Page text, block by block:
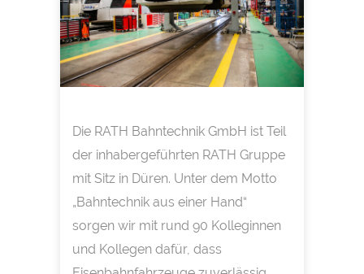
Die RATH Bahntechnik GmbH ist Teil
der inhabergeführten RATH Gruppe
mit Sitz in Düren. Unter dem Motto
„Bahntechnik aus einer Hand“
sorgen wir mit rund 90 Kolleginnen
und Kollegen dafür, dass